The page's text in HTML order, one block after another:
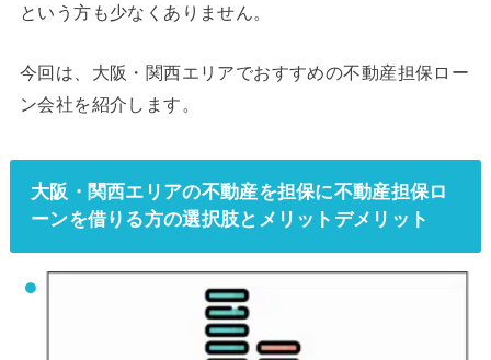
という方も少なくありません。
今回は、大阪・関西エリアでおすすめの不動産担保ロー
ン会社を紹介します。
大阪・関西エリアの不動産を担保に不動産担保ロ
ーンを借りる方の選択肢とメリットデメリット